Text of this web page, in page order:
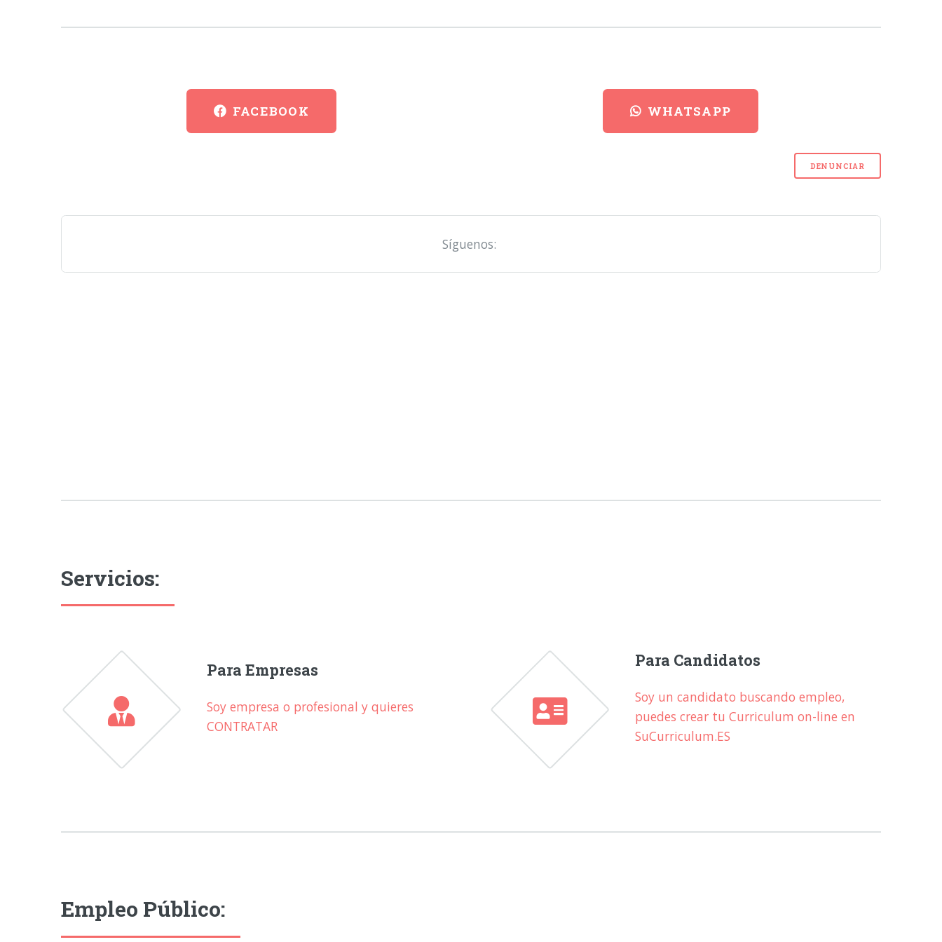
FACEBOOK WHATSAPP
DENUNCIAR
Síguenos:
Servicios:
Para Empresas
Soy empresa o profesional y quieres
CONTRATAR
Para Candidatos
Soy un candidato buscando empleo,
puedes crear tu Curriculum on-line en
SuCurriculum.ES
Empleo Público: